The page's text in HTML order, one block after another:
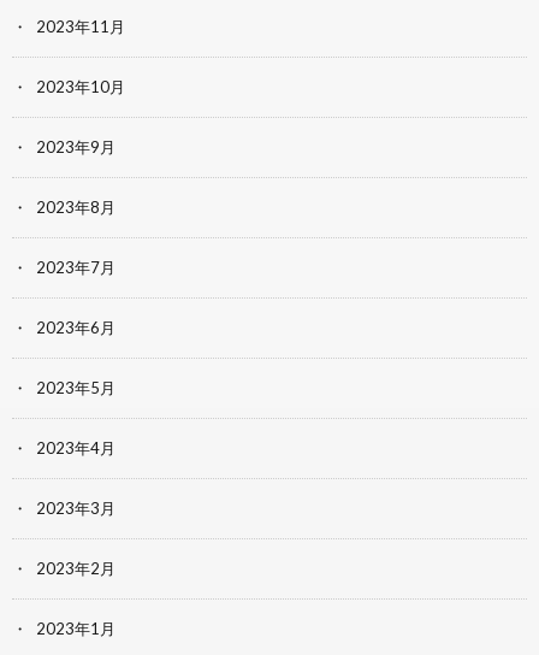
2023年11月
2023年10月
2023年9月
2023年8月
2023年7月
2023年6月
2023年5月
2023年4月
2023年3月
2023年2月
2023年1月